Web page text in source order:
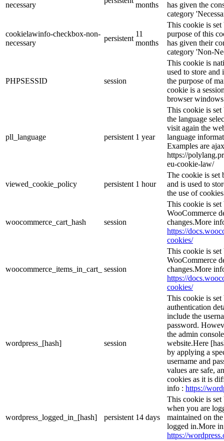
necessary months
has given the
category
cookielawinfo-checkbox-non-
necessary
persistent
11
months
This cookie is
purpose of this
has given their
category 'Non-
PHPSESSID session
This cookie is
used to store
the purpose of
cookie is a
browser
pll_language persistent 1 year
This cookie is set
the language
visit again the
language
Examples are
https://
eu-cookie-law/
viewed_cookie_policy persistent 1 hour
The cookie is set
and is used to
the use of
woocommerce_cart_hash session
This cookie is set
WooCommerce
changes.More
https://
cookies/
woocommerce_items_in_cart_ session
This cookie is set
WooCommerce
changes.More
https://
cookies/
wordpress_[hash] session
This cookie is set
authentication
include the
password.
the admin
website.Here
by applying a
username and
values are safe,
cookies as it is
info : https://
wordpress_logged_in_[hash] persistent 14 days
This cookie is set
when you are
maintained on
logged in.More
https://